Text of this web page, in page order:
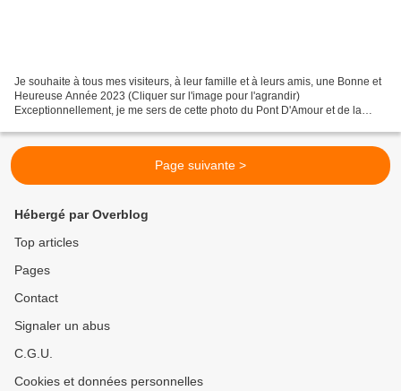
Je souhaite à tous mes visiteurs, à leur famille et à leurs amis, une Bonne et
Heureuse Année 2023 (Cliquer sur l'image pour l'agrandir)
Exceptionnellement, je me sers de cette photo du Pont D'Amour et de la
Page suivante >
Hébergé par Overblog
Top articles
Pages
Contact
Signaler un abus
C.G.U.
Cookies et données personnelles